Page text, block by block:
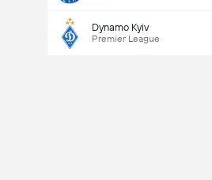
Dynamo Kyiv
Premier League